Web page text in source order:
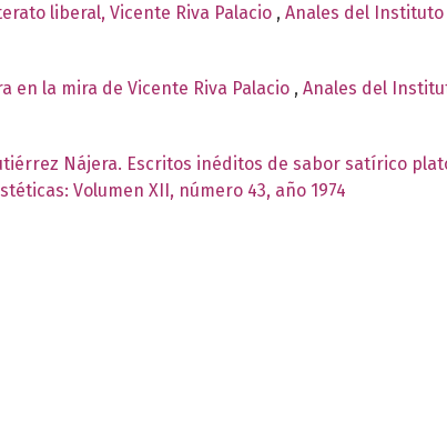
liberal, Vicente Riva Palacio , Anales del
en la mira de Vicente Riva Palacio , Anales del
Nájera. Escritos inéditos de sabor satírico
Volumen XII, número 43, año 1974